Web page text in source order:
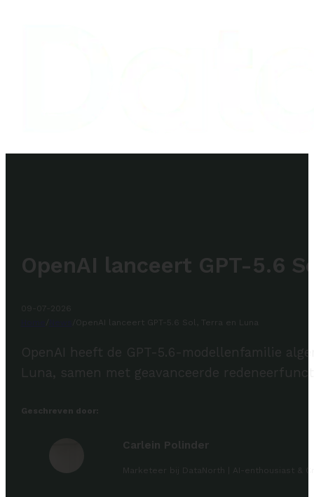
OpenAI lanceert GPT-5.6
09-07-2026
OpenAI lanceert GPT-5.6 Sol, Terra en Luna
OpenAI heeft de GPT-5.6-modellenfamilie
Luna, samen met geavanceerde
Geschreven door:
Carlein Polinder
Marketeer bij DataNorth | AI-enthousiast &